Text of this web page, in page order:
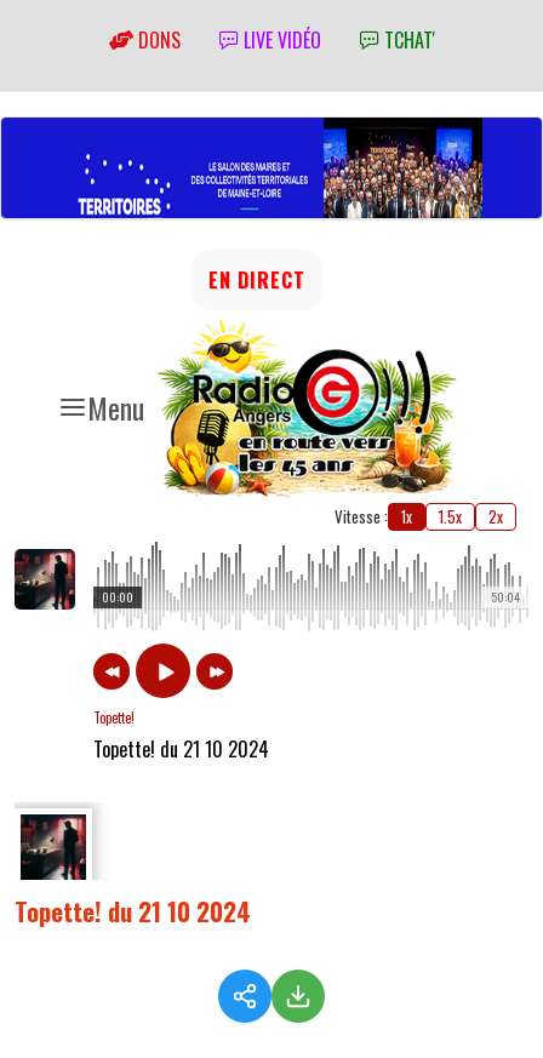
DONS LIVE VIDÉO TCHAT'
Menu
EN DIRECT
Vitesse : 1x 1.5x 2x
50:04
00:00
Topette!
Topette! du 21 10 2024
Topette! du 21 10 2024